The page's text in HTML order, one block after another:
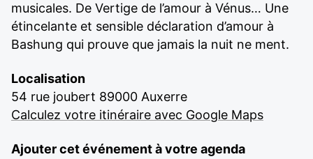
musicales. De Vertige de l’amour à Vénus… Une
étincelante et sensible déclaration d’amour à
Bashung qui prouve que jamais la nuit ne ment.
Localisation
54 rue joubert 89000 Auxerre
Calculez votre itinéraire avec Google Maps
Ajouter cet événement à votre agenda